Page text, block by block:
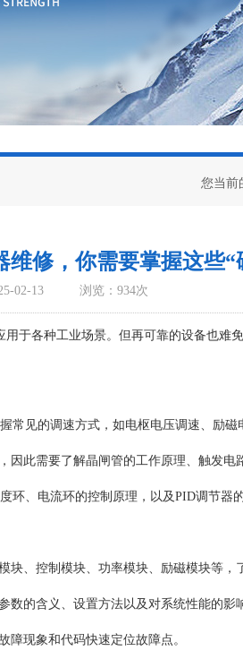
您当前
修，你需要掌握这些“
02-13 浏览：934次
用于各种工业场景。但再可靠的设备也难
见的调速方式，如电枢电压调速、励磁
此需要了解晶闸管的工作原理、触发电
、电流环的控制原理，以及PID调节器的
、控制模块、功率模块、励磁模块等，
的含义、设置方法以及对系统性能的影
现象和代码快速定位故障点。